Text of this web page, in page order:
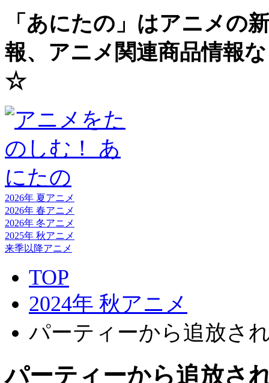
「あにたの」はアニメの
報、アニメ関連商品情報
☆
2026年 夏アニメ
2026年 春アニメ
2026年 冬アニメ
2025年 秋アニメ
来季以降アニメ
TOP
2024年 秋アニメ
パーティーから追放さ
パーティーから追放さ